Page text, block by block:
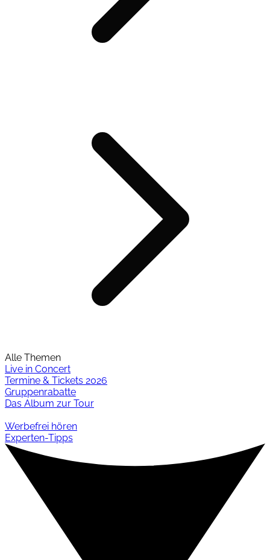
Alle Themen
Live in Concert
Termine & Tickets 2026
Gruppenrabatte
Das Album zur Tour
Werbefrei hören
Experten-Tipps